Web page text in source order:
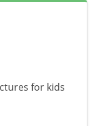
for kids